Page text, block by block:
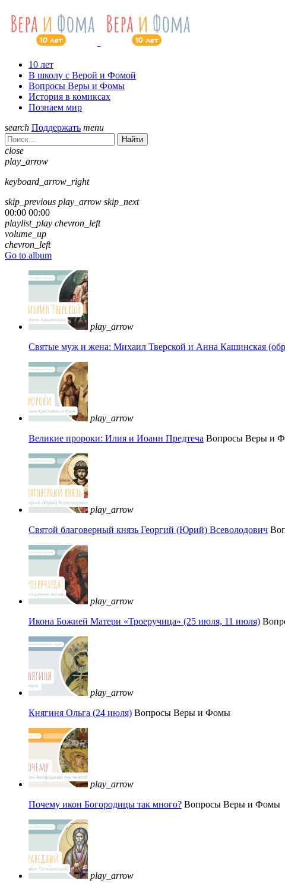
10 лет
В школу с Верой и Фомой
Вопросы Веры и Фомы
История в комиксах
Познаем мир
search Поддержать menu
Найти
close
play_arrow
keyboard_arrow_right
skip_previous play_arrow skip_next
00:00 00:00
playlist_play chevron_left
volume_up
chevron_left
Go to album
play_arrow
Святые муж и жена: Михаил Тверской и Анна Кашинская
play_arrow
Великие пророки: Илия и Иоанн Предтеча Вопросы Веры и
play_arrow
Святой благоверный князь Георгий (Юрий) Всеволодович
play_arrow
Икона Божией Матери «Троеручица» (25 июля, 11 июля)
play_arrow
Княгиня Ольга (24 июля) Вопросы Веры и Фомы
play_arrow
Почему икон Богородицы так много? Вопросы Веры и Фомы
play_arrow